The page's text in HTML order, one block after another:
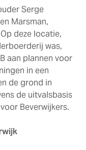
Serge
Marsman,
deze locatie,
was,
aan plannen voor
in een
de grond in
de uitvalsbasis
Beverwijkers.